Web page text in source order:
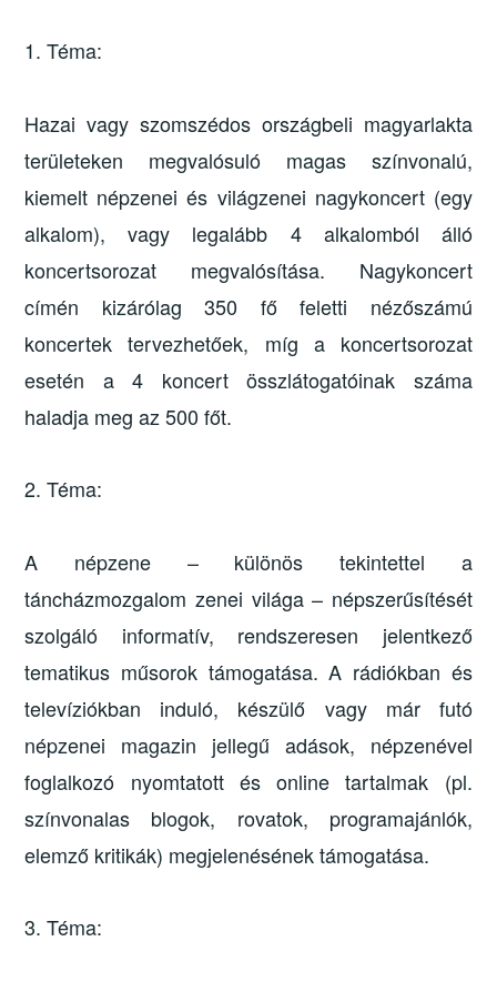
1. Téma:
Hazai vagy szomszédos országbeli magyarlakta
területeken megvalósuló magas színvonalú,
kiemelt népzenei és világzenei nagykoncert (egy
alkalom), vagy legalább 4 alkalomból álló
koncertsorozat megvalósítása. Nagykoncert
címén kizárólag 350 fő feletti nézőszámú
koncertek tervezhetőek, míg a koncertsorozat
esetén a 4 koncert összlátogatóinak száma
haladja meg az 500 főt.
2. Téma:
A népzene – különös tekintettel a
táncházmozgalom zenei világa – népszerűsítését
szolgáló informatív, rendszeresen jelentkező
tematikus műsorok támogatása. A rádiókban és
televíziókban induló, készülő vagy már futó
népzenei magazin jellegű adások, népzenével
foglalkozó nyomtatott és online tartalmak (pl.
színvonalas blogok, rovatok, programajánlók,
elemző kritikák) megjelenésének támogatása.
3. Téma: